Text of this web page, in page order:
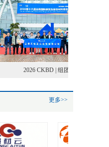
2026 CKBD | 组团
更多>>